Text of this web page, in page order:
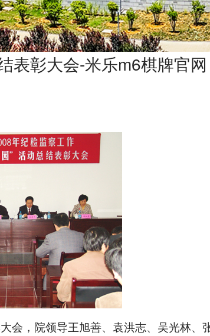
表彰大会-米乐m6棋牌官网
会，院领导王旭善、袁洪志、吴光林、